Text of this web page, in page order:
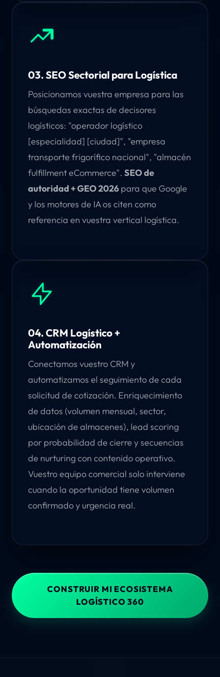
03. SEO Sectorial para Logística
Posicionamos vuestra empresa para las
búsquedas exactas de decisores
logísticos: "operador logístico
[especialidad] [ciudad]", "empresa
transporte frigorífico nacional", "almacén
fulfillment eCommerce". SEO de
autoridad + GEO 2026 para que Google
y los motores de IA os citen como
referencia en vuestra vertical logística.
04. CRM Logístico +
Automatización
Conectamos vuestro CRM y
automatizamos el seguimiento de cada
solicitud de cotización. Enriquecimiento
de datos (volumen mensual, sector,
ubicación de almacenes), lead scoring
por probabilidad de cierre y secuencias
de nurturing con contenido operativo.
Vuestro equipo comercial solo interviene
cuando la oportunidad tiene volumen
confirmado y urgencia real.
CONSTRUIR MI ECOSISTEMA
LOGÍSTICO 360